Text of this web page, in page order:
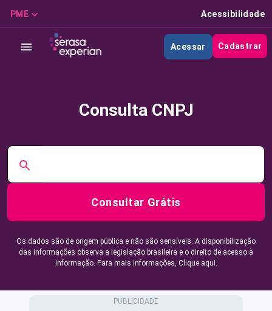
PME Acessibilidade
Acessar Cadastrar
Consulta CNPJ
Consultar Grátis
Os dados são de origem pública e não são sensíveis. A disponibilização
das informações observa a legislação brasileira e o direito de acesso à
informação. Para mais informações, Clique aqui.